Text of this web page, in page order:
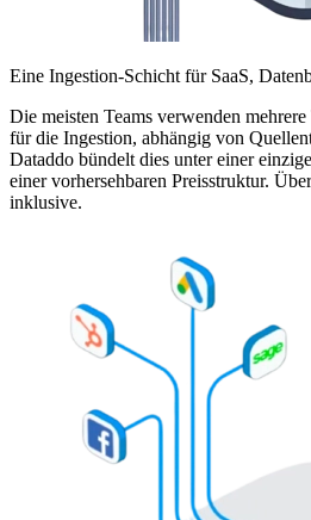
Eine Ingestion-Schicht für SaaS,
Die meisten Teams verwenden
für die Ingestion, abhängig von
Dataddo bündelt dies unter einer
einer vorhersehbaren Preisstruktur.
inklusive.